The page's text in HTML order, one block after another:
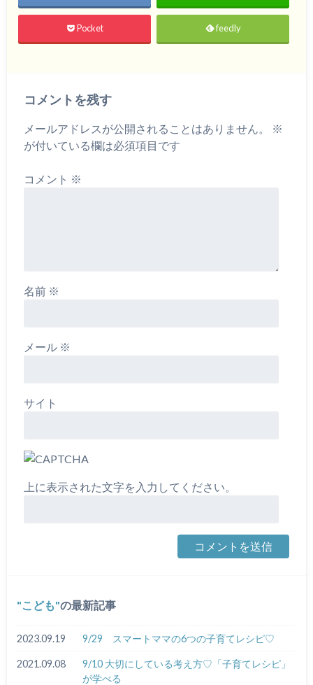
Pocket feedly
コメントを残す
メールアドレスが公開されることはありません。
※
が付いている欄は必須項目です
コメント ※
名前 ※
メール ※
サイト
上に表示された文字を入力してください。
こども の最新記事
2023.09.19 9/29 スマートママの6つの子育てレシピ♡
2021.09.08
9/10 大切にしている考え方♡「子育てレシピ」
が学べる